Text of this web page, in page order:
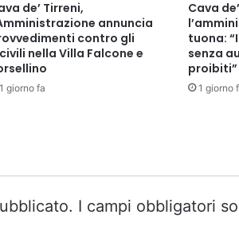
de’ Tirreni,
annuncia
contro gli
nella Villa Falcone e
1 giorno fa
Cava
tuona:
senza
proibiti”
1 giorno
I campi obbligatori